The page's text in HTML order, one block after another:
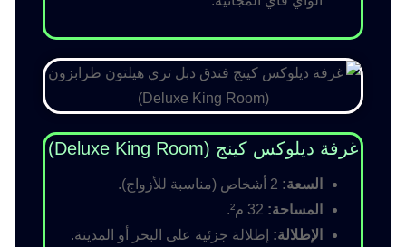
غرفة ديلوكس كينج (Deluxe King Room)
السعة:
المساحة:
الإطلالة: إطلالة جزئية على البحر أو المدينة.